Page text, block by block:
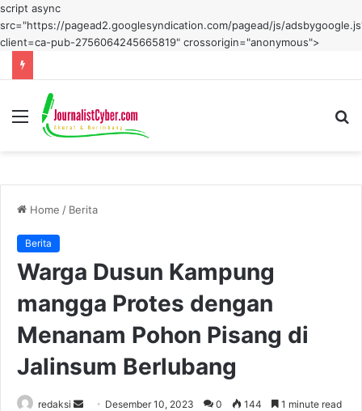
script async
src="https://pagead2.googlesyndication.com/pagead/js/
client=ca-pub-2756064245665819" crossorigin="anonymous">
Menu
Home / Berita
Berita
Warga Dusun Kampung
mangga Protes dengan
Menanam Pohon Pisang di
Jalinsum Berlubang
redaksi
Send Desember 10, 2023 0 144 1 minute read